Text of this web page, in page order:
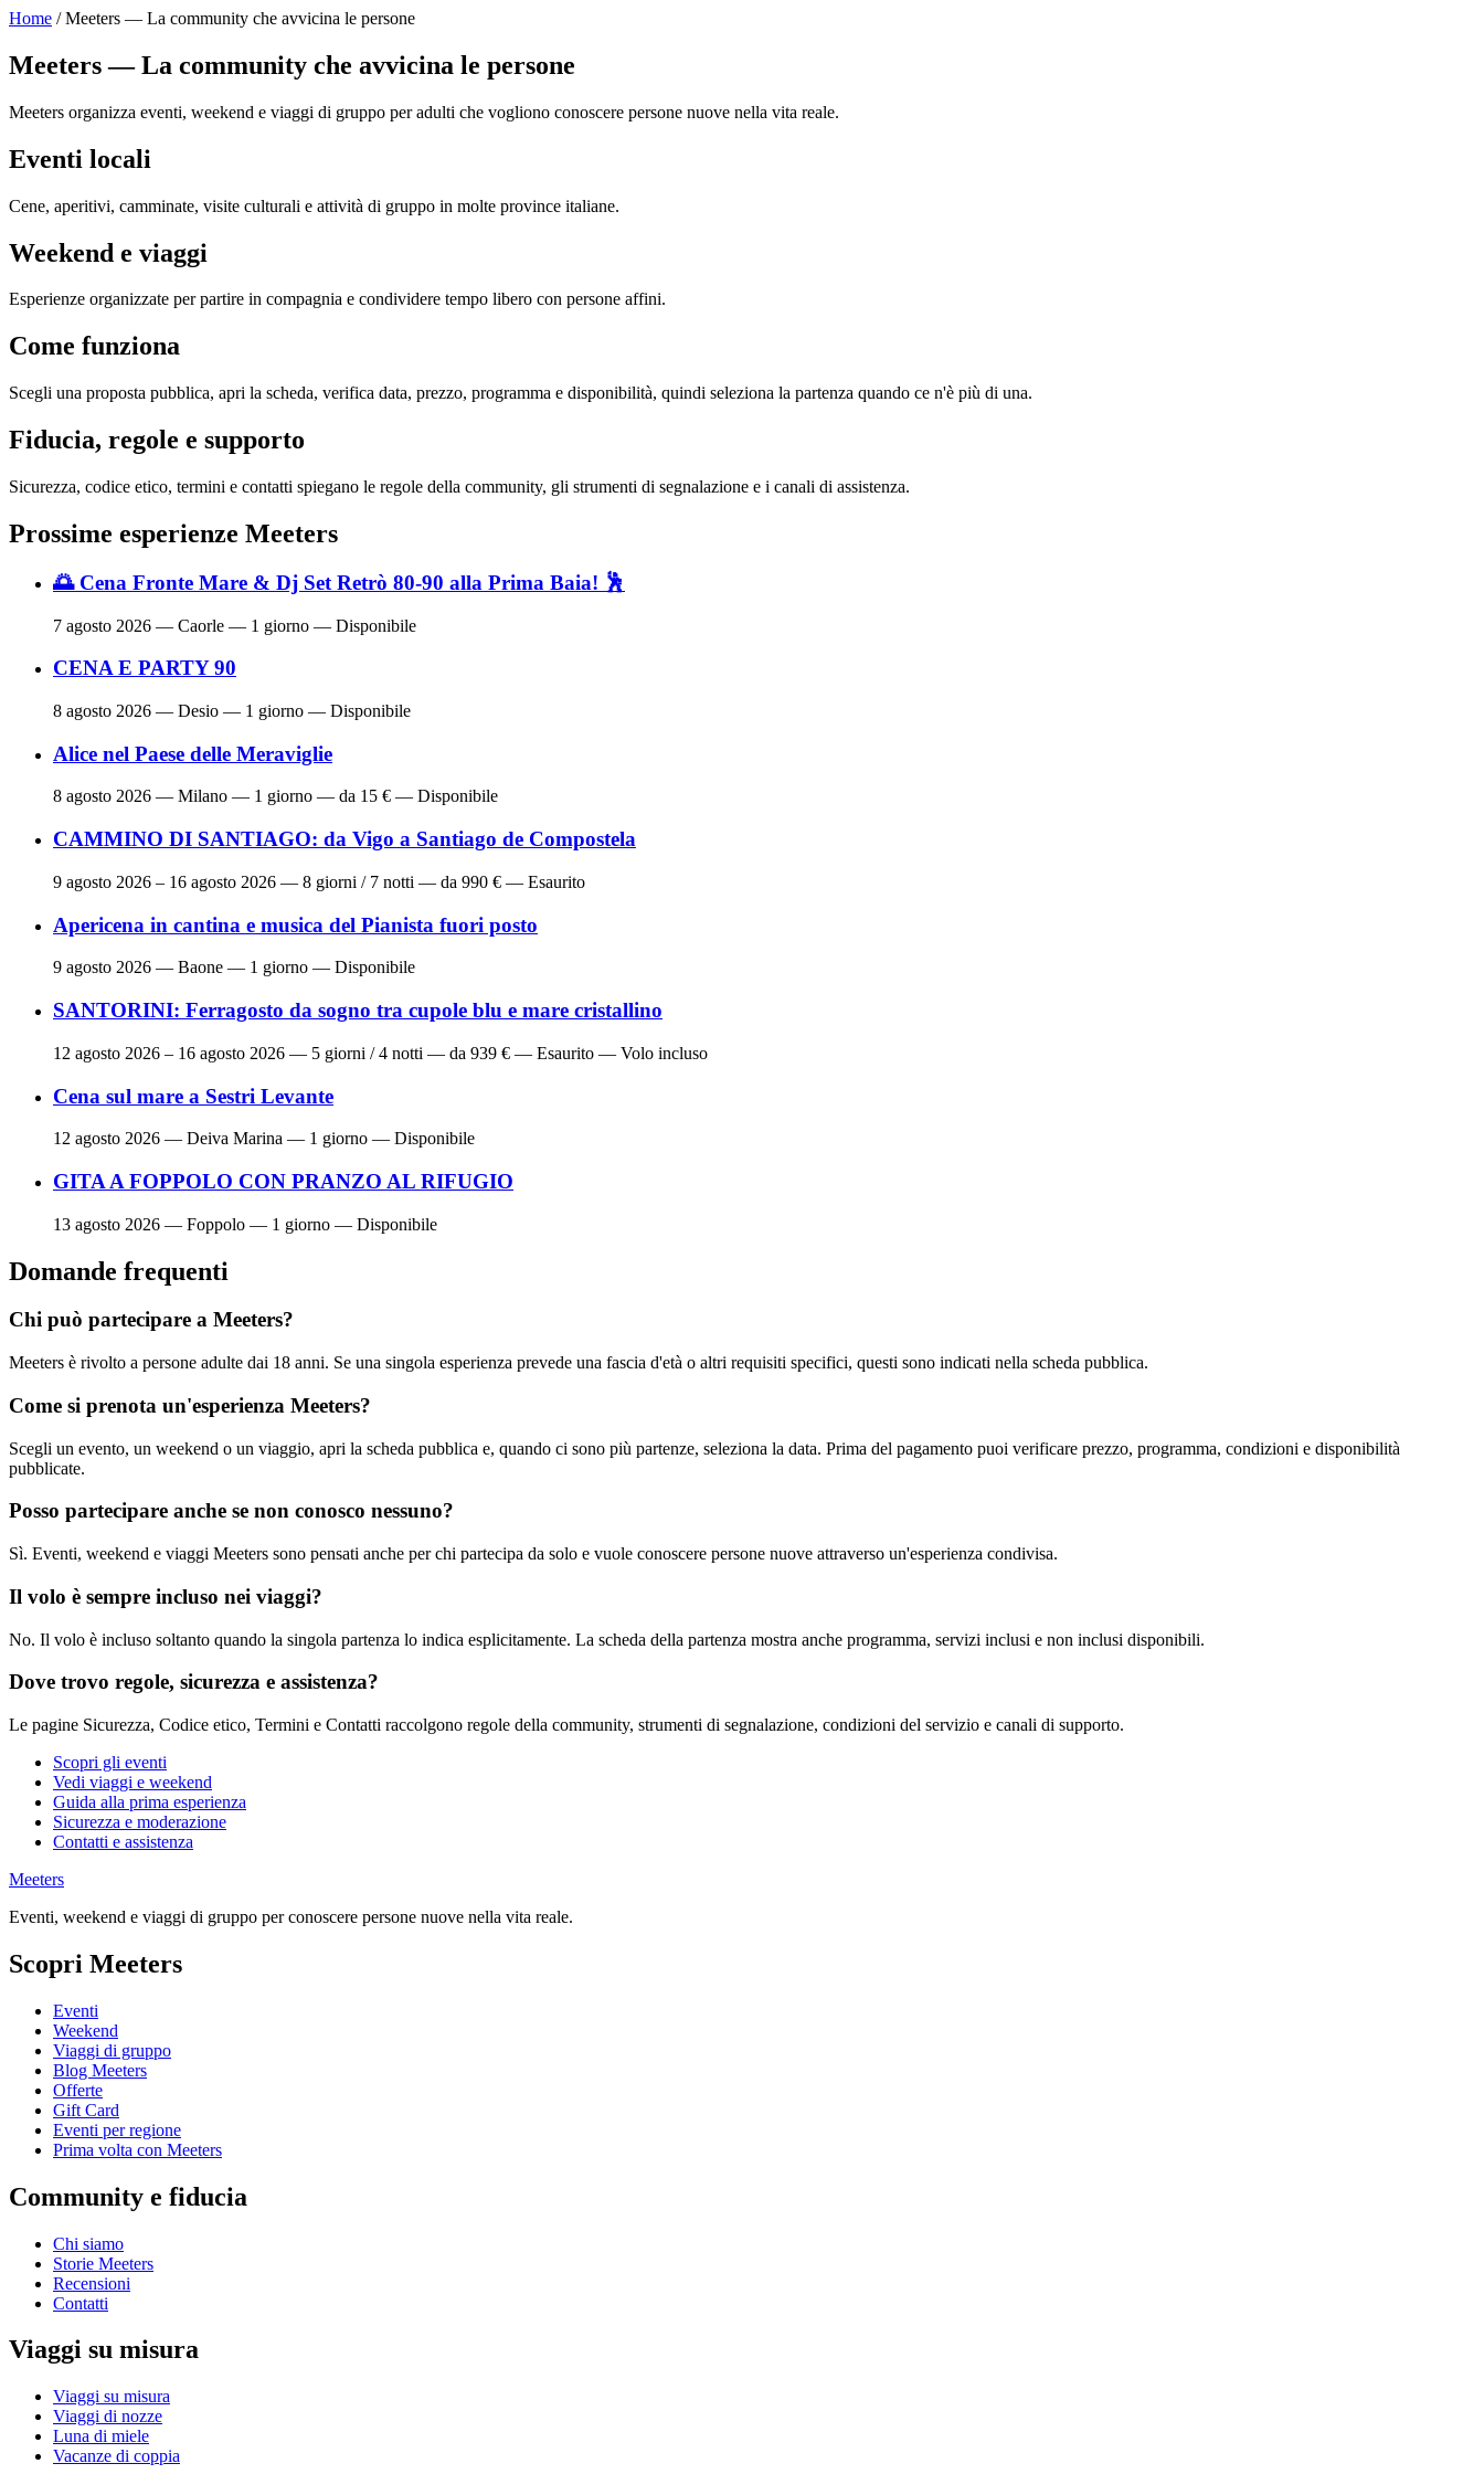
Home / Meeters — La community che avvicina le persone
Meeters — La community che avvicina le persone
Meeters organizza eventi, weekend e viaggi di gruppo per adulti che vogliono conoscere persone nuove nella vita reale.
Eventi locali
Cene, aperitivi, camminate, visite culturali e attività di gruppo in molte province italiane.
Weekend e viaggi
Esperienze organizzate per partire in compagnia e condividere tempo libero con persone affini.
Come funziona
Scegli una proposta pubblica, apri la scheda, verifica data, prezzo, programma e disponibilità, quindi seleziona la partenza quando ce n'è più di una.
Fiducia, regole e supporto
Sicurezza, codice etico, termini e contatti spiegano le regole della community, gli strumenti di segnalazione e i canali di assistenza.
Prossime esperienze Meeters
🌅 Cena Fronte Mare & Dj Set Retrò 80-90 alla Prima Baia! 🕺
7 agosto 2026 — Caorle — 1 giorno — Disponibile
CENA E PARTY 90
8 agosto 2026 — Desio — 1 giorno — Disponibile
Alice nel Paese delle Meraviglie
8 agosto 2026 — Milano — 1 giorno — da 15 € — Disponibile
CAMMINO DI SANTIAGO: da Vigo a Santiago de Compostela
9 agosto 2026 – 16 agosto 2026 — 8 giorni / 7 notti — da 990 € — Esaurito
Apericena in cantina e musica del Pianista fuori posto
9 agosto 2026 — Baone — 1 giorno — Disponibile
SANTORINI: Ferragosto da sogno tra cupole blu e mare cristallino
12 agosto 2026 – 16 agosto 2026 — 5 giorni / 4 notti — da 939 € — Esaurito — Volo incluso
Cena sul mare a Sestri Levante
12 agosto 2026 — Deiva Marina — 1 giorno — Disponibile
GITA A FOPPOLO CON PRANZO AL RIFUGIO
13 agosto 2026 — Foppolo — 1 giorno — Disponibile
Domande frequenti
Chi può partecipare a Meeters?
Meeters è rivolto a persone adulte dai 18 anni. Se una singola esperienza prevede una fascia d'età o altri requisiti specifici, questi sono indicati nella scheda pubblica.
Come si prenota un'esperienza Meeters?
Scegli un evento, un weekend o un viaggio, apri la scheda pubblica e, quando ci sono più partenze, seleziona la data. Prima del pagamento puoi verificare prezzo, programma, condizioni e disponibilità
pubblicate.
Posso partecipare anche se non conosco nessuno?
Sì. Eventi, weekend e viaggi Meeters sono pensati anche per chi partecipa da solo e vuole conoscere persone nuove attraverso un'esperienza condivisa.
Il volo è sempre incluso nei viaggi?
No. Il volo è incluso soltanto quando la singola partenza lo indica esplicitamente. La scheda della partenza mostra anche programma, servizi inclusi e non inclusi disponibili.
Dove trovo regole, sicurezza e assistenza?
Le pagine Sicurezza, Codice etico, Termini e Contatti raccolgono regole della community, strumenti di segnalazione, condizioni del servizio e canali di supporto.
Scopri gli eventi
Vedi viaggi e weekend
Guida alla prima esperienza
Sicurezza e moderazione
Contatti e assistenza
Meeters
Eventi, weekend e viaggi di gruppo per conoscere persone nuove nella vita reale.
Scopri Meeters
Eventi
Weekend
Viaggi di gruppo
Blog Meeters
Offerte
Gift Card
Eventi per regione
Prima volta con Meeters
Community e fiducia
Chi siamo
Storie Meeters
Recensioni
Contatti
Viaggi su misura
Viaggi su misura
Viaggi di nozze
Luna di miele
Vacanze di coppia